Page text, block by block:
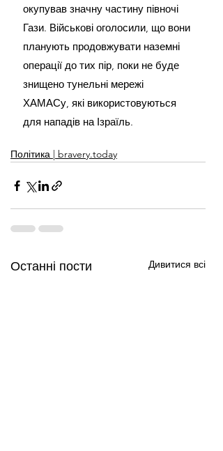
окупував значну частину півночі
Гази. Військові оголосили, що вони
планують продовжувати наземні
операції до тих пір, поки не буде
знищено тунельні мережі
ХАМАСу, які використовуються
для нападів на Ізраїль.
Політика | bravery.today
Останні пости Дивитися всі